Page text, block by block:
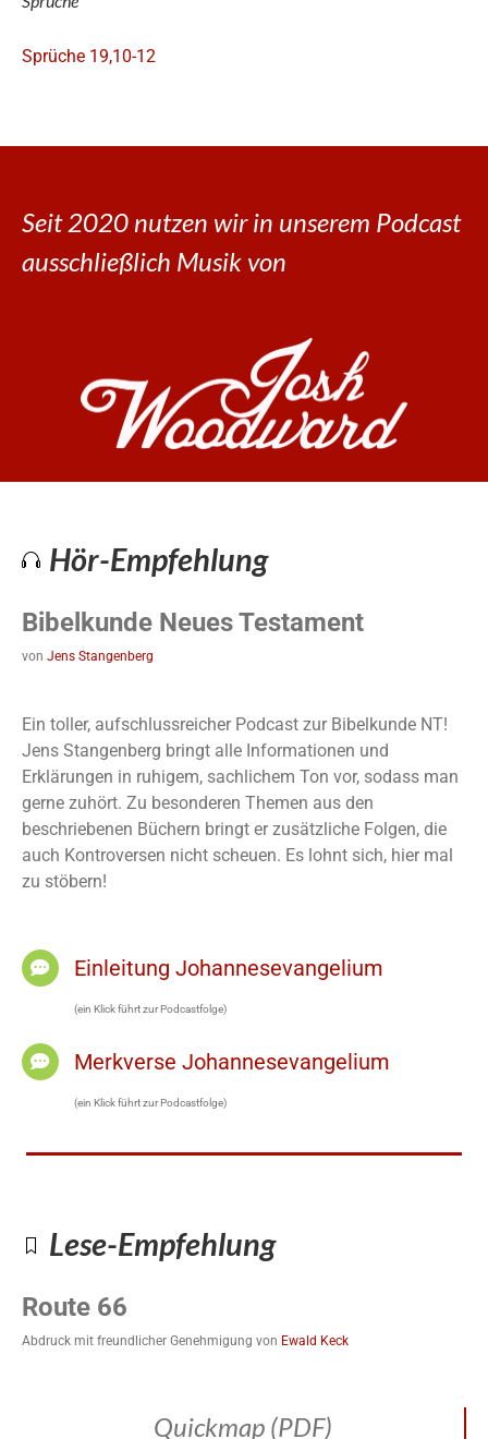
Sprüche 19,10-12
Seit 2020 nutzen wir in unserem Podcast
ausschließlich Musik von
Hör-Empfehlung
Bibelkunde Neues Testament
von Jens Stangenberg
Ein toller, aufschlussreicher Podcast zur Bibelkunde NT!
Jens Stangenberg bringt alle Informationen und
Erklärungen in ruhigem, sachlichem Ton vor, sodass man
gerne zuhört. Zu besonderen Themen aus den
beschriebenen Büchern bringt er zusätzliche Folgen, die
auch Kontroversen nicht scheuen. Es lohnt sich, hier mal
zu stöbern!
Einleitung Johannesevangelium
(ein Klick führt zur Podcastfolge)
Merkverse Johannesevangelium
(ein Klick führt zur Podcastfolge)
Lese-Empfehlung
Route 66
Abdruck mit freundlicher Genehmigung von Ewald Keck
Quickmap (PDF)